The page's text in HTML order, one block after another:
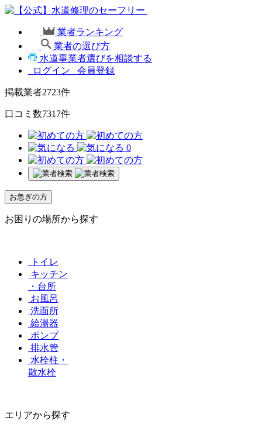
業者ランキング
業者の選び方
水道事業者選びを相談する
ログイン
会員登録
掲載業者2723件
口コミ数7317件
0
お急ぎの方
お困りの場所から探す
トイレ
キッチン
・台所
お風呂
洗面所
給湯器
ポンプ
排水管
水栓柱・
散水栓
エリアから探す